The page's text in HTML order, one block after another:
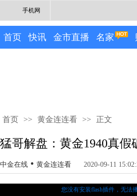
手机网
首页 快讯 金市直播 名家
首页 >> 黄金连连看 >> 正文
猛哥解盘：黄金1940真
中金在线 • 黄金连连看 2020-09-11
您没有安装flash插件，无法